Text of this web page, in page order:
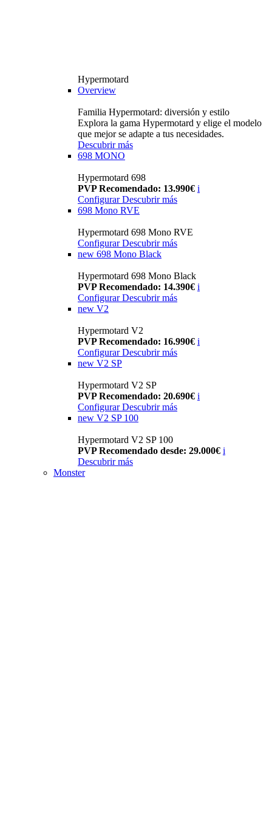
Hypermotard
Overview
Familia Hypermotard: diversión y estilo
Explora la gama Hypermotard y elige el modelo
que mejor se adapte a tus necesidades.
Descubrir más
698 MONO
Hypermotard 698
PVP Recomendado: 13.990€ i
ConfigurarDescubrir más
698 Mono RVE
Hypermotard 698 Mono RVE
Configurar Descubrir más
new 698 Mono Black
Hypermotard 698 Mono Black
PVP Recomendado: 14.390€ i
Configurar Descubrir más
new V2
Hypermotard V2
PVP Recomendado: 16.990€ i
Configurar Descubrir más
new V2 SP
Hypermotard V2 SP
PVP Recomendado: 20.690€ i
Configurar Descubrir más
new V2 SP 100
Hypermotard V2 SP 100
PVP Recomendado desde: 29.000€ i
Descubrir más
Monster